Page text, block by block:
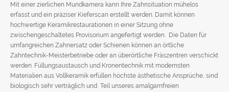
Terminvergabe
News
Anfahrt & Kontakt
Mit einer zierlichen Mundkamera kann Ihre Zahnsituation mühelos
erfasst und ein präziser Kieferscan erstellt werden. Damit können
hochwertige Keramikrestaurationen in einer Sitzung ohne
zwischengeschaltetes Provisorium angefertigt werden. Die Daten für
umfangreichen Zahnersatz oder Schienen können an örtliche
Zahntechnik-Meisterbetriebe oder an überörtliche Fräszentren verschickt
werden. Füllungsaustausch und Kronentechnik mit modernsten
Materialien aus Vollkeramik erfüllen höchste ästhetische Ansprüche, sind
biologisch sehr verträglich und Teil unseres amalgamfreien